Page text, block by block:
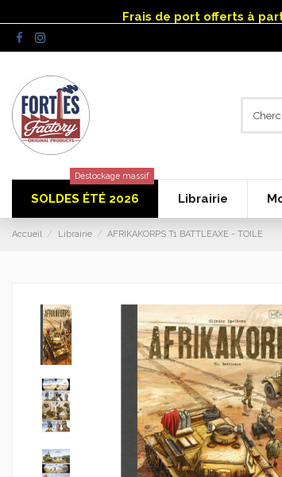
Frais de port offerts à
SOLDES ÉTÉ 2026
Déstockage massif
Librairie
Accueil Librairie AFRIKAKORPS T1 BATTLEAXE - TOILE